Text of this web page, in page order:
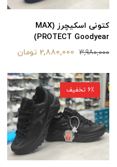
کتونی اسکیچرز (MAX
PROTECT Goodyear)
3,980,000 2,880,000 تومان
6٪ تخفیف